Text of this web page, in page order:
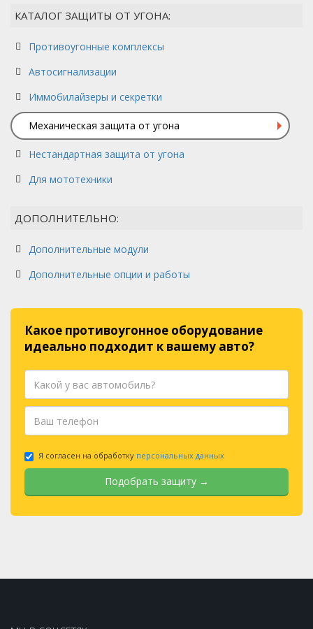
КАТАЛОГ ЗАЩИТЫ ОТ УГОНА:
Противоугонные комплексы
Автосигнализации
Иммобилайзеры и секретки
Механическая защита от угона
Нестандартная защита от угона
Для мототехники
ДОПОЛНИТЕЛЬНО:
Дополнительные модули
Дополнительные опции и работы
Какое противоугонное оборудование
идеально подходит к вашему авто?
Я согласен на обработку персональных данных
Подобрать защиту →